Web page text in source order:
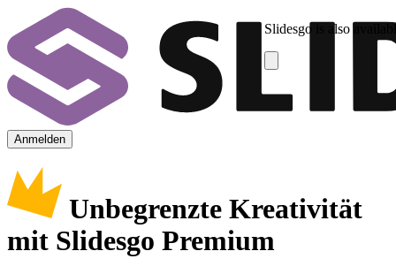
Slidesgo is also
Anmelden
Unbegrenzte Kreativität
mit Slidesgo Premium